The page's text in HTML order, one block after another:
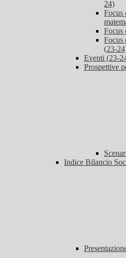
24)
Focus
Focus
Focus
(23-
Eventi (23-
Prospettive
Indice Bilancio